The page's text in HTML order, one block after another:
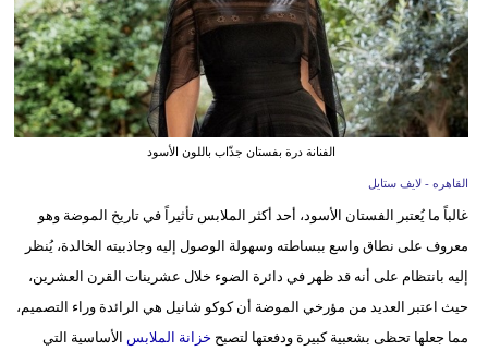
مشاكل
وحلول
الفنانة درة بفستان جذّاب باللون الأسود
القاهره - لايف ستايل
غالباً ما يُعتبر الفستان الأسود، أحد أكثر الملابس تأثيراً في تاريخ الموضة وهو
معروف على نطاق واسع ببساطته وسهولة الوصول إليه وجاذبيته الخالدة، يُنظر
إليه بانتظام على أنه قد ظهر في دائرة الضوء خلال عشرينات القرن العشرين،
حيث اعتبر العديد من مؤرخي الموضة أن كوكو شانيل هي الرائدة وراء التصميم،
مما جعلها تحظى بشعبية كبيرة ودفعتها لتصبح خزانة الملابس الأساسية التي